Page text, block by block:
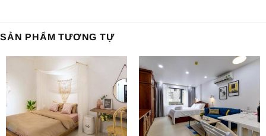
SẢN PHẨM TƯƠNG TỰ